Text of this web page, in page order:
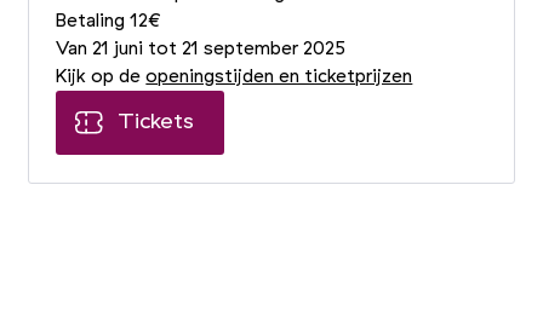
Betaling 12€
Van 21 juni tot 21 september 2025
Kijk op deopeningstijden en ticketprijzen
Tickets